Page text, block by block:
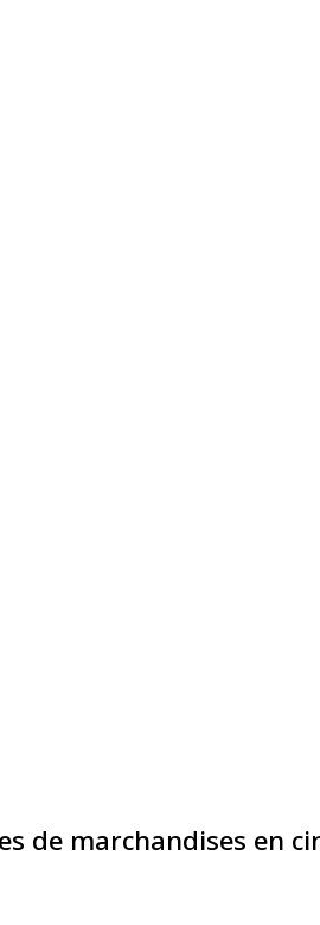
de marchandises en